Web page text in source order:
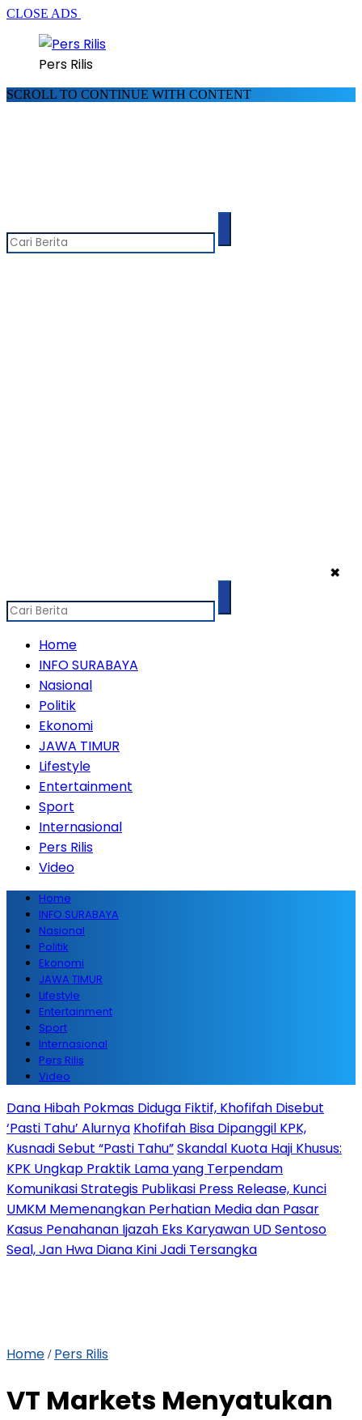
CLOSE ADS
Pers Rilis
SCROLL TO CONTINUE WITH CONTENT
✖
Home
INFO SURABAYA
Nasional
Politik
Ekonomi
JAWA TIMUR
Lifestyle
Entertainment
Sport
Internasional
Pers Rilis
Video
Home
INFO SURABAYA
Nasional
Politik
Ekonomi
JAWA TIMUR
Lifestyle
Entertainment
Sport
Internasional
Pers Rilis
Video
Dana Hibah Pokmas Diduga Fiktif, Khofifah Disebut
‘Pasti Tahu’ Alurnya Khofifah Bisa Dipanggil KPK,
Kusnadi Sebut “Pasti Tahu”Skandal Kuota Haji Khusus:
KPK Ungkap Praktik Lama yang Terpendam
Komunikasi Strategis Publikasi Press Release, Kunci
UMKM Memenangkan Perhatian Media dan Pasar
Kasus Penahanan Ijazah Eks Karyawan UD Sentoso
Seal, Jan Hwa Diana Kini Jadi Tersangka
Home / Pers Rilis
VT Markets Menyatukan